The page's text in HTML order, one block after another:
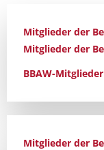
Mitglieder der
Mitglieder der
BBAW-Mitglieder
Mitglieder der